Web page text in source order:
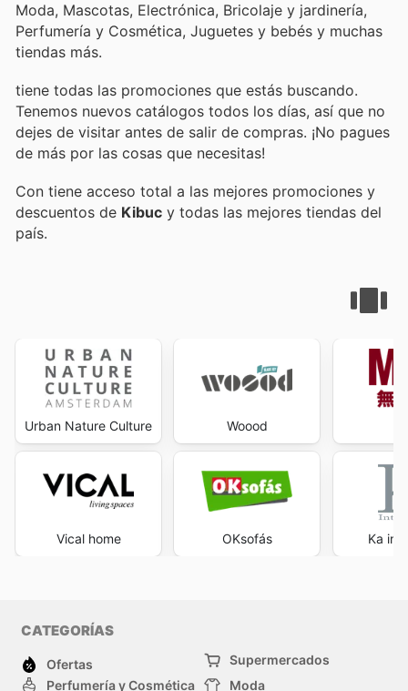
Moda, Mascotas, Electrónica, Bricolaje y jardinería,
Perfumería y Cosmética, Juguetes y bebés y muchas
tiendas más.
tiene todas las promociones que estás buscando.
Tenemos nuevos catálogos todos los días, así que no
dejes de visitar antes de salir de compras. ¡No pagues
de más por las cosas que necesitas!
Con tiene acceso total a las mejores promociones y
descuentos de Kibuc y todas las mejores tiendas del
país.
Urban Nature Culture
Vical home
Woood
OKsofás Ka
CATEGORÍAS
Ofertas
Supermercados
Perfumería y Cosmética
Moda